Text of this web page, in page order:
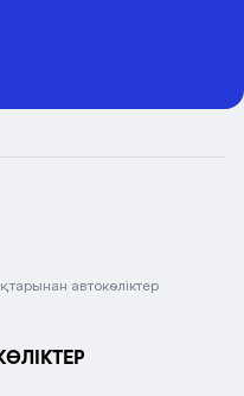
автокөліктер